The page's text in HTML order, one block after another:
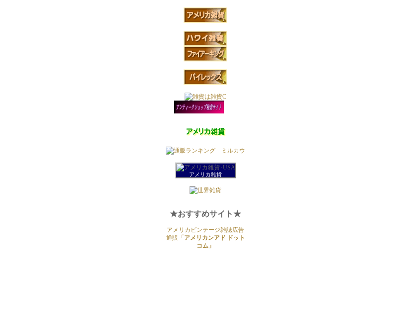
アメリカ雑貨
★おすすめサイト★
アメリカビンテージ雑誌広告
通販
「アメリカンアド ドット
コム」